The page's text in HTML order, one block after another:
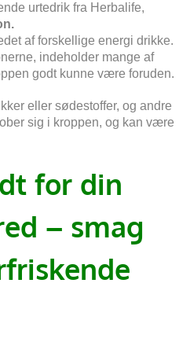
urtedrik fra Herbalife,
af forskellige energi drikke.
indeholder mange af
godt kunne være foruden.
eller sødestoffer, og andre
sig i kroppen, og kan være
for din
– smag